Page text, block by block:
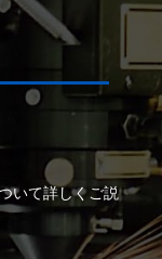
いて詳しくご説